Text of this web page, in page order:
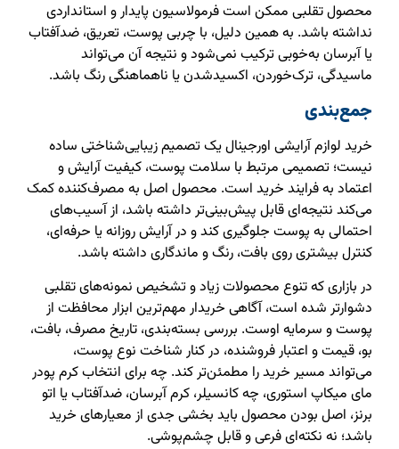
محصول تقلبی ممکن است فرمولاسیون پایدار و استانداردی
نداشته باشد. به همین دلیل، با چربی پوست، تعریق، ضدآفتاب
یا آبرسان به‌خوبی ترکیب نمی‌شود و نتیجه آن می‌تواند
ماسیدگی، ترک‌خوردن، اکسیدشدن یا ناهماهنگی رنگ باشد.
جمع‌بندی
خرید لوازم آرایشی اورجینال یک تصمیم زیبایی‌شناختی ساده
نیست؛ تصمیمی مرتبط با سلامت پوست، کیفیت آرایش و
اعتماد به فرایند خرید است. محصول اصل به مصرف‌کننده کمک
می‌کند نتیجه‌ای قابل پیش‌بینی‌تر داشته باشد، از آسیب‌های
احتمالی به پوست جلوگیری کند و در آرایش روزانه یا حرفه‌ای،
کنترل بیشتری روی بافت، رنگ و ماندگاری داشته باشد.
در بازاری که تنوع محصولات زیاد و تشخیص نمونه‌های تقلبی
دشوارتر شده است، آگاهی خریدار مهم‌ترین ابزار محافظت از
پوست و سرمایه اوست. بررسی بسته‌بندی، تاریخ مصرف، بافت،
بو، قیمت و اعتبار فروشنده، در کنار شناخت نوع پوست،
می‌تواند مسیر خرید را مطمئن‌تر کند. چه برای انتخاب کرم پودر
مای میکاپ استوری، چه کانسیلر، کرم آبرسان، ضدآفتاب یا اتو
برنز، اصل بودن محصول باید بخشی جدی از معیارهای خرید
باشد؛ نه نکته‌ای فرعی و قابل چشم‌پوشی.